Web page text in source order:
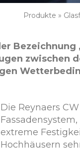
Produkte »
Bezeichnung
zwischen
Die Reynaers
extreme
Hochhäusern